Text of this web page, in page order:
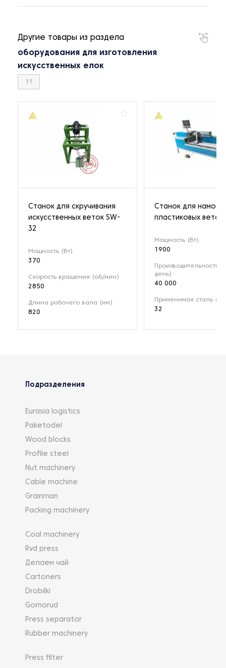
Другие товары из раздела
оборудования для изготовления
искусственных елок
11
Станок для скручивания
искусственных веток SW-
32
Мощность (Вт)
370
Скорость вращения (об/мин)
2850
Длина рабочего вала (мм)
820
Станок для
пластиковых веток
Мощность (Вт)
1900
Производительность
день)
40 000
Применимая сталь
32
Подразделения
Eurasia logistics
Paketodel
Wood blocks
Profile steel
Nut machinery
Cable machine
Grainman
Packing machinery
Coal machinery
Rvd press
Делаем чай
Cartoners
Drobilki
Gornorud
Press separator
Rubber machinery
Press filter